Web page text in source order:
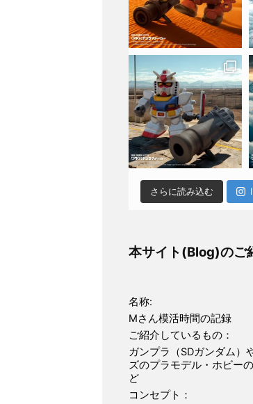
さらに読み込む
本サイト(Blog)のご
名称:
Mさん模活時間の記録
ご紹介しているもの：
ガンプラ（SDガンダム）
ズのプラモデル・ホビー
ど
コンセプト：